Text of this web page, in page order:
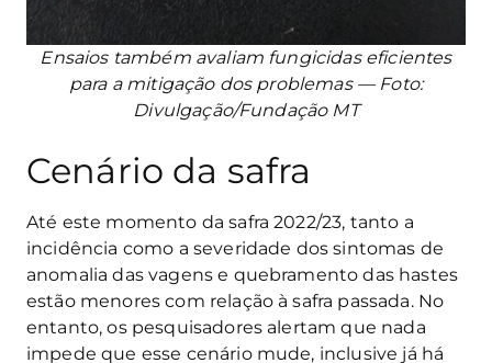
Ensaios também avaliam fungicidas eficientes
para a mitigação dos problemas — Foto:
Divulgação/Fundação MT
Cenário da safra
Até este momento da safra 2022/23, tanto a
incidência como a severidade dos sintomas de
anomalia das vagens e quebramento das hastes
estão menores com relação à safra passada. No
entanto, os pesquisadores alertam que nada
impede que esse cenário mude, inclusive já há